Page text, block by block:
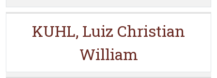
KUHL, Luiz Christian
William